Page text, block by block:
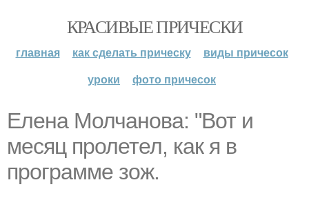
КРАСИВЫЕ ПРИЧЕСКИ
главная как сделать прическу
виды причесок
уроки
фото причесок
Елена Молчанова: "Вот и
месяц пролетел, как я в
программе зож.